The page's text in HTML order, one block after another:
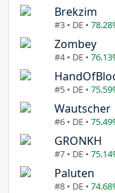
Brekzim
#3 • DE •
Zombey
#4 • DE •
#5 • DE •
Wautscher
#6 • DE •
GRONKH
#7 • DE •
Paluten
#8 • DE •